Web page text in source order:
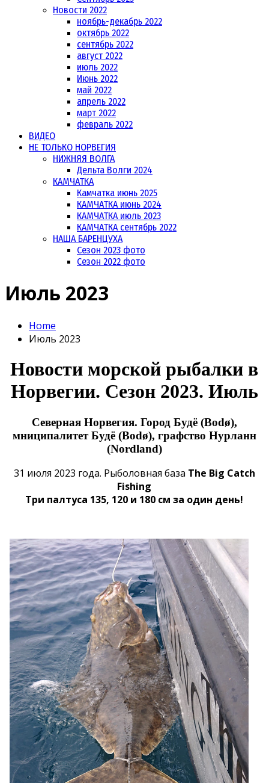
Новости 2022
ноябрь-декабрь 2022
октябрь 2022
сентябрь 2022
август 2022
июль 2022
Июнь 2022
май 2022
апрель 2022
март 2022
февраль 2022
ВИДЕО
НЕ ТОЛЬКО НОРВЕГИЯ
НИЖНЯЯ ВОЛГА
Дельта Волги 2024
КАМЧАТКА
Камчатка июнь 2025
КАМЧАТКА июнь 2024
КАМЧАТКА июль 2023
КАМЧАТКА сентябрь 2022
НАША БАРЕНЦУХА
Сезон 2023 фото
Сезон 2022 фото
Июль 2023
Home
Июль 2023
Новости морской рыбалки в
Норвегии. Сезон 2023. Июль
Северная Норвегия. Город Будё (Bodø),
мниципалитетБудё (Bodø), графство Нурланн
(Nordland)
31 июля 2023 года. Рыболовная база The Big Catch
Fishing
Три палтуса 135, 120 и 180 см за один день!